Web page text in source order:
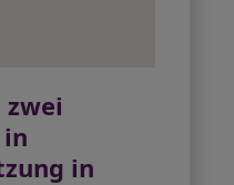
in